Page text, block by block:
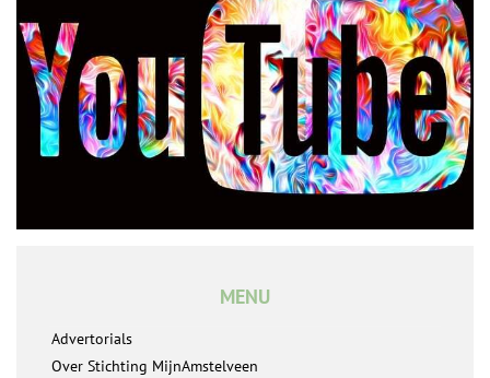
MENU
Advertorials
Over Stichting MijnAmstelveen